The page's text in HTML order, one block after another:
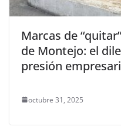
Marcas de
de Montejo: el
presión
octubre 31, 2025